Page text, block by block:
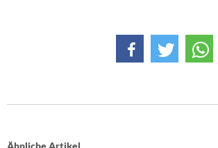
Ähnliche Artikel